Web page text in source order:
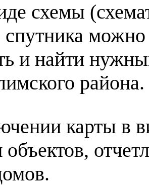
схемы
можно
и найти
района.
карты в
объектов,